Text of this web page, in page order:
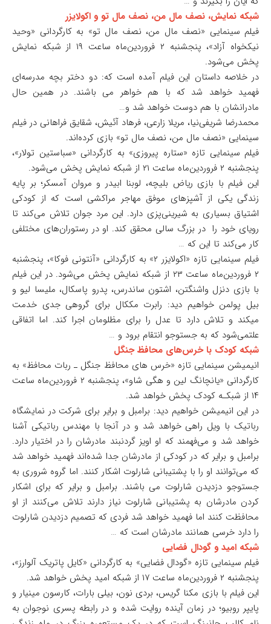
شبکه نمایش، نصف مال من، نصف مال تو و اکولایزر
فیلم سینمایی «نصف مال من، نصف مال تو» به کارگردانی «وحید
نیکخواه آزاد»، پنجشنبه ۲ فروردین‌ماه ساعت ۱۹ از شبکه نمایش
پخش می‌شود.
در خلاصه داستان این فیلم آمده است که: دو دختر بچه مدرسه‌ای
فهمید خواهد شد که با هم خواهر می باشند. در همین حال
مادرانشان با هم دوست خواهد شد و…
محمدرضا شریفی‌نیا، مریلا زارعی، فرهاد آئیش، شقایق فراهانی در فیلم
سینمایی «نصف مال من، نصف مال تو» بازی کرده‌اند.
فیلم سینمایی تازه «ستاره پیروزی» به کارگردانی «سباستین تولار»،
پنجشنبه ۲ فروردین‌ماه ساعت ۲۱ از شبکه نمایش پخش می‌شود.
این فیلم با بازی ریاض بلیچه، لوبنا ابیدر و مروان آمسکر؛ بر پایه
زندگی یکی از آشپزهای موفق مهاجر مراکشی است که از کودکی
اشتیاق بسیاری به شیرینی‌پزی دارد. این مرد جوان تلاش می‌کند تا
رویای خود را در بزرگ سالی محقق کند. او در رستوران‌های مختلفی
کار می‌کند تا این که …
فیلم سینمایی تازه «اکولایزر ۲» به کارگردانی «آنتونی فوکا»، پنجشنبه
۲ فروردین‌ماه ساعت ۲۳ از شبکه نمایش پخش می‌شود. در این فیلم
با بازی دنزل واشنگتن، اشتون ساندرس، پدرو پاسکال، ملیسا لیو و
بیل پولمن خواهیم دید: رابرت مک‎کال برای گروهی جدی خدمت
می‎کند و تلاش دارد تا عدل را برای مظلومان اجرا کند. اما اتفاقی
علتمی‌‎شود که به جستوجو انتقام برود و …
شبکه کودک با خرس‌های محافظ جنگل
انیمیشن سینمایی تازه «خرس های محافظ جنگل ـ ربات محافظ» به
کارگردانی «یانچانگ لین و هگی شاو»، پنجشنبه ۲ فروردین‌ماه ساعت
۱۴ از شبکـه کودک پخش خواهد شد.
در این انیمیشن خواهیم دید: برامبل و برایر برای شرکت در نمایشگاه
رباتیک با ویل راهی خواهد شد و در آنجا با مهندس رباتیکی آشنا
خواهد شد و می‌فهمند که او اویز گردنبند مادرشان را در اختیار دارد.
برامبل و برایر که در کودکی از مادرشان جدا شده‌اند فهمید خواهد شد
که می‌توانند او را با پشتیبانی شارلوت اشکار کنند. اما گروه شروری به
جستوجو دزدیدن شارلوت می باشند. برامبل و برایر که برای اشکار
کردن مادرشان به پشتیبانی شارلوت نیاز دارند تلاش می‌کنند از او
محافظت کنند اما فهمید خواهد شد فردی که تصمیم دزدیدن شارلوت
را دارد خرسی همانند مادرشان است که …
شبکه امید و گودال فضایی
فیلم سینمایی تازه «گودال فضایی» به کارگردانی «کایل پاتریک آلوارز»،
پنجشنبه ۲ فروردین‌ماه ساعت ۱۷ از شبکه امید پخش خواهد شد.
این فیلم با بازی مکنا گریس، بردی نون، بیلی بارات، کارسون مینیار و
پایپر روبیو؛ در زمان آینده روایت شده و در رابطه پسری نوجوان به